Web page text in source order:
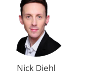
Nick Diehl